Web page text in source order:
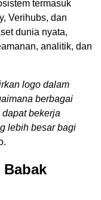
termasuk
Verihubs, dan
dunia nyata,
analitik, dan
logo dalam
berbagai
bekerja
lebih besar bagi